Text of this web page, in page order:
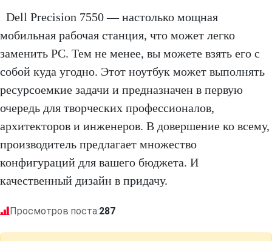
Dell Precision 7550 — настолько мощная
мобильная рабочая станция, что может легко
заменить PC. Тем не менее, вы можете взять его с
собой куда угодно. Этот ноутбук может выполнять
ресурсоемкие задачи и предназначен в первую
очередь для творческих профессионалов,
архитекторов и инженеров. В довершение ко всему,
производитель предлагает множество
конфигураций для вашего бюджета. И
качественный дизайн в придачу.
Просмотров поста:287